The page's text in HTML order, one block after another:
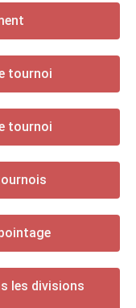
tournoi
tournoi
les divisions